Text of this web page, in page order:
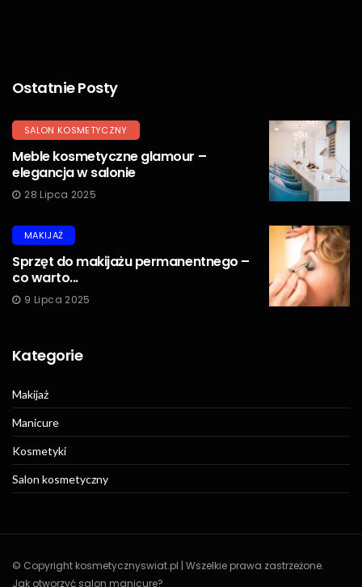
Ostatnie Posty
SALON KOSMETYCZNY
Meble kosmetyczne glamour –
elegancja w salonie
28 Lipca 2025
MAKIJAŻ
Sprzęt do makijażu permanentnego –
co warto...
9 Lipca 2025
Kategorie
Makijaż
Manicure
Kosmetyki
Salon kosmetyczny
© Copyright kosmetycznyswiat.pl | Wszelkie prawa zastrzeżone.
Jak otworzyć salon manicure?